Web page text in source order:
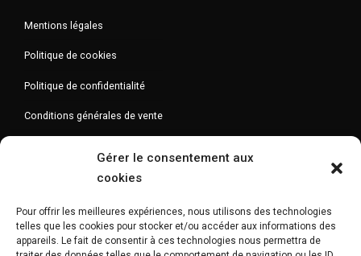
Gérer le consentement aux
cookies
Pour offrir les meilleures expériences, nous utilisons des technologies
telles que les cookies pour stocker et/ou accéder aux informations des
appareils. Le fait de consentir à ces technologies nous permettra de
Mentions légales
Politique de cookies
Politique de confidentialité
Conditions générales de vente
Newsletter